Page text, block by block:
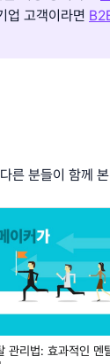
업 고객이라면
다른 분들이 함께
관리법: 효과적인 멘